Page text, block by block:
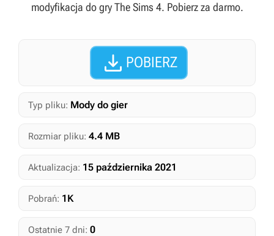
modyfikacja do gry The Sims 4. Pobierz za darmo.
 POBIERZ
Typ pliku: Mody do gier
Rozmiar pliku: 4.4 MB
Aktualizacja: 15 października 2021
Pobrań: 1K
Ostatnie 7 dni: 0